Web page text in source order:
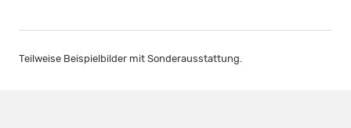
Teilweise Beispielbilder mit Sonderausstattung.